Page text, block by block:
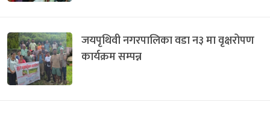
जयपृथिवी नगरपालिका वडा न३ मा वृक्षरोपण
कार्यक्रम सम्पन्न